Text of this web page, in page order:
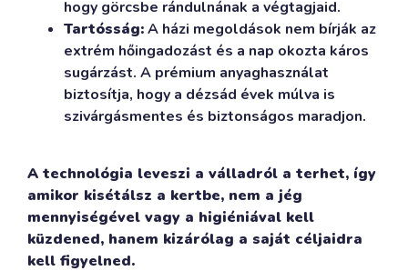
hogy görcsbe rándulnának a végtagjaid.
Tartósság:A házi megoldások nem bírják az
extrém hőingadozást és a nap okozta káros
sugárzást. A prémium anyaghasználat
biztosítja, hogy a dézsád évek múlva is
szivárgásmentes és biztonságos maradjon.
A technológia leveszi a válladról a terhet, így
amikor kisétálsz a kertbe, nem a jég
mennyiségével vagy a higiéniával kell
küzdened, hanem kizárólag a saját céljaidra
kell figyelned.